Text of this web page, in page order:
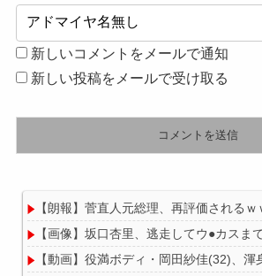
新しいコメントをメールで通知
新しい投稿をメールで受け取る
【朗報】菅直人元総理、再評価される
【画像】坂口杏里、逃走してウ●カスま
【動画】役満ボディ・岡田紗佳(32)、